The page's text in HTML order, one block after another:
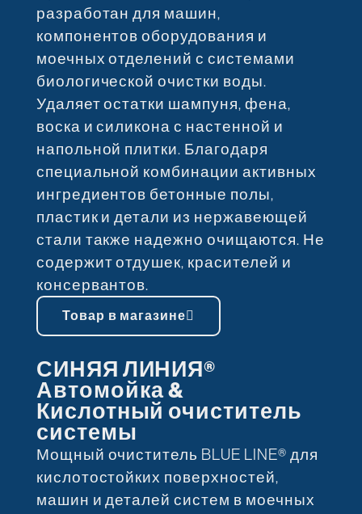
разработан для машин,
компонентов оборудования и
моечных отделений с системами
биологической очистки воды.
Удаляет остатки шампуня, фена,
воска и силикона с настенной и
напольной плитки. Благодаря
специальной комбинации активных
ингредиентов бетонные полы,
пластик и детали из нержавеющей
стали также надежно очищаются. Не
содержит отдушек, красителей и
консервантов.
Товар в магазине
СИНЯЯ ЛИНИЯ®
Автомойка &
Кислотный очиститель
системы
Мощный очиститель BLUE LINE® для
кислотостойких поверхностей,
машин и деталей систем в моечных